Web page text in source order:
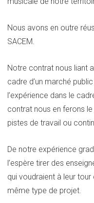
Nous avons en outre
SACEM.
Notre contrat nous liant
cadre d’un marché
l’expérience dans le
contrat nous en ferons
pistes de travail ou
De notre expérience
l’espère tirer des
qui voudraient à leur
même type de projet.